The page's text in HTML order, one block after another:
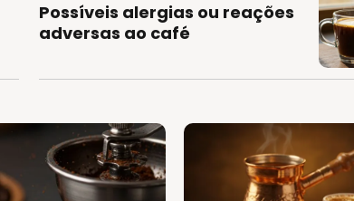
Possíveis alergias ou reações
adversas ao café